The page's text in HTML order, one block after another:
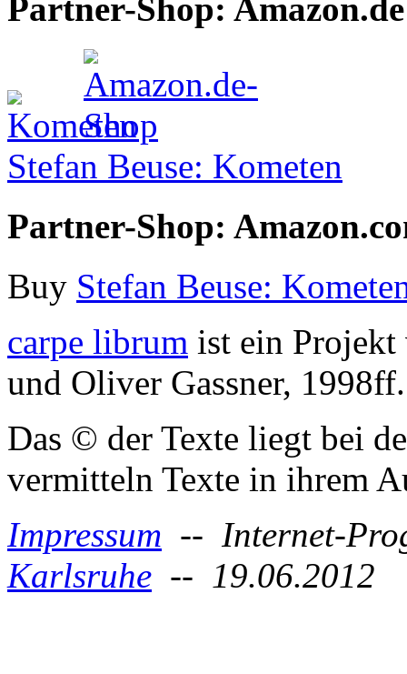
Partner-Shop: Amazon.de
Stefan Beuse: Kometen
Partner-Shop:
Buy Stefan Beuse:
carpe librum ist ein
und Oliver Gassner, 1998ff.
Das © der Texte liegt bei
vermitteln Texte in
Impressum -- Internet-
Karlsruhe -- 19.06.2012